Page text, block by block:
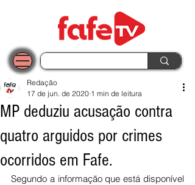
MP deduziu acusação contra
quatro arguidos por crimes
ocorridos em Fafe.
Redação
17 de jun. de 2020 1 min de leitura
Segundo a informação que está disponível